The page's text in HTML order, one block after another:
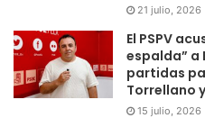
21 julio, 2026
El PSPV
espalda” a
partidas
Torrellano
15 julio, 2026